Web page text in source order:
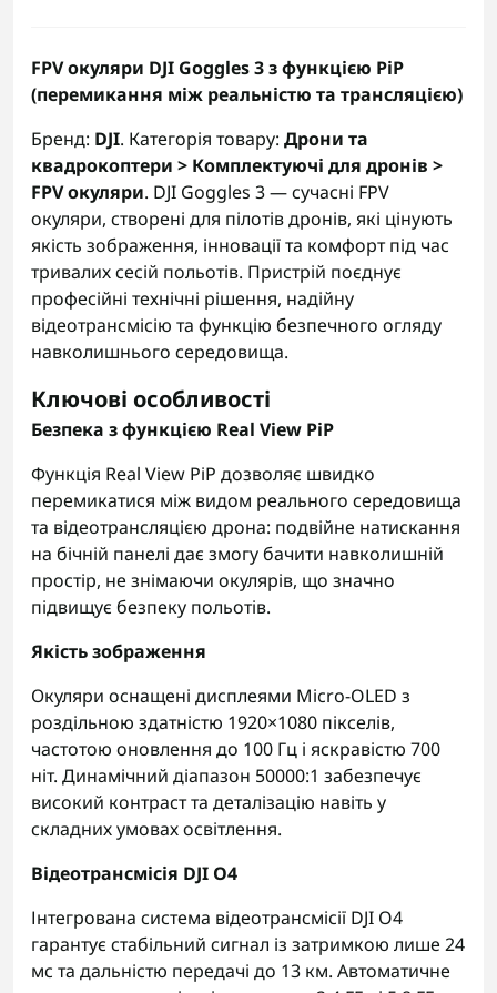
FPV окуляри DJI Goggles 3 з функцією PiP
(перемикання між реальністю та трансляцією)
Бренд: DJI. Категорія товару: Дрони та
квадрокоптери > Комплектуючі для дронів >
FPV окуляри. DJI Goggles 3 — сучасні FPV
окуляри, створені для пілотів дронів, які цінують
якість зображення, інновації та комфорт під час
тривалих сесій польотів. Пристрій поєднує
професійні технічні рішення, надійну
відеотрансмісію та функцію безпечного огляду
навколишнього середовища.
Ключові особливості
Безпека з функцією Real View PiP
Функція Real View PiP дозволяє швидко
перемикатися між видом реального середовища
та відеотрансляцією дрона: подвійне натискання
на бічній панелі дає змогу бачити навколишній
простір, не знімаючи окулярів, що значно
підвищує безпеку польотів.
Якість зображення
Окуляри оснащені дисплеями Micro-OLED з
роздільною здатністю 1920×1080 пікселів,
частотою оновлення до 100 Гц і яскравістю 700
ніт. Динамічний діапазон 50000:1 забезпечує
високий контраст та деталізацію навіть у
складних умовах освітлення.
Відеотрансмісія DJI O4
Інтегрована система відеотрансмісії DJI O4
гарантує стабільний сигнал із затримкою лише 24
мс та дальністю передачі до 13 км. Автоматичне